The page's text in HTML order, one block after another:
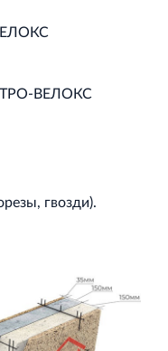
ВЕЛОКС
гвозди).